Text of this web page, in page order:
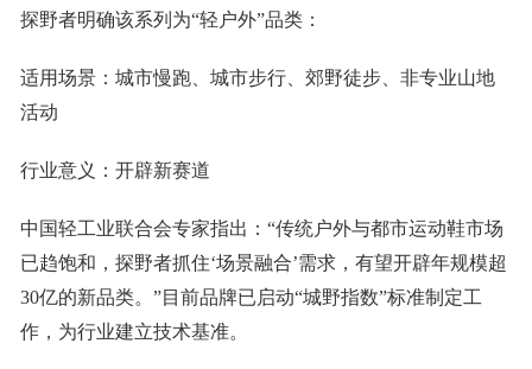
探野者明确该系列为“轻户外”品类：
适用场景：城市慢跑、城市步行、郊野徒步、非专业山地
活动
行业意义：开辟新赛道
中国轻工业联合会专家指出：“传统户外与都市运动鞋市场
已趋饱和，探野者抓住‘场景融合’需求，有望开辟年规模超
30亿的新品类。”目前品牌已启动“城野指数”标准制定工
作，为行业建立技术基准。